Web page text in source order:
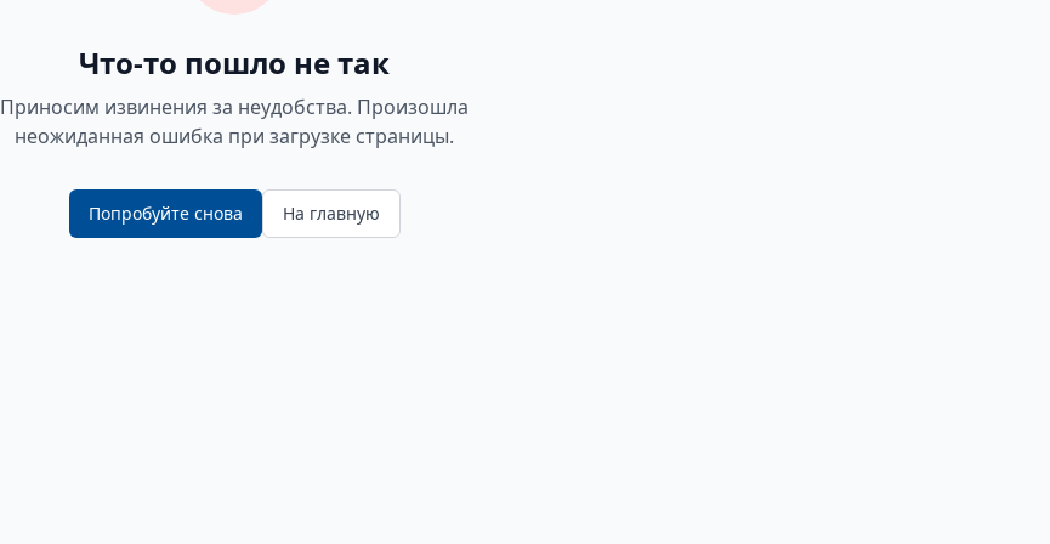
Что-то пошло не так
Приносим извинения за неудобства. Произошла
неожиданная ошибка при загрузке страницы.
Попробуйте снова На главную